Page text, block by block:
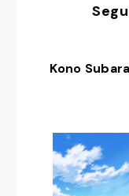
Kono